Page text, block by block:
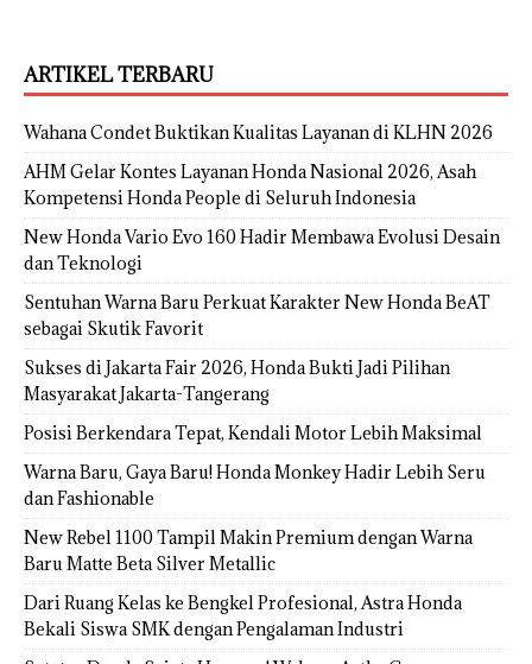
ARTIKEL TERBARU
Wahana Condet Buktikan Kualitas Layanan di KLHN 2026
AHM Gelar Kontes Layanan Honda Nasional 2026, Asah
Kompetensi Honda People di Seluruh Indonesia
New Honda Vario Evo 160 Hadir Membawa Evolusi Desain
dan Teknologi
Sentuhan Warna Baru Perkuat Karakter New Honda BeAT
sebagai Skutik Favorit
Sukses di Jakarta Fair 2026, Honda Bukti Jadi Pilihan
Masyarakat Jakarta-Tangerang
Posisi Berkendara Tepat, Kendali Motor Lebih Maksimal
Warna Baru, Gaya Baru! Honda Monkey Hadir Lebih Seru
dan Fashionable
New Rebel 1100 Tampil Makin Premium dengan Warna
Baru Matte Beta Silver Metallic
Dari Ruang Kelas ke Bengkel Profesional, Astra Honda
Bekali Siswa SMK dengan Pengalaman Industri